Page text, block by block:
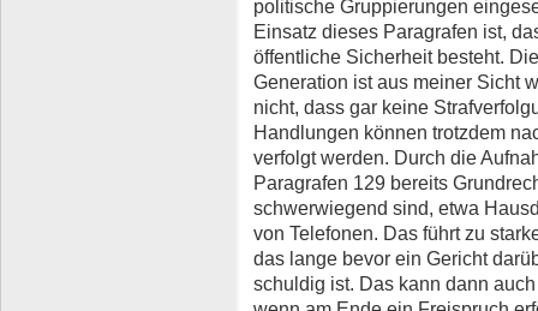
politische Gruppierungen
Einsatz dieses Paragrafen ist,
öffentliche Sicherheit besteht.
Generation ist aus meiner Sicht
nicht, dass gar keine
Handlungen können trotzdem
verfolgt werden. Durch die
Paragrafen 129 bereits
schwerwiegend sind, etwa
von Telefonen. Das führt zu
das lange bevor ein Gericht
schuldig ist. Das kann dann